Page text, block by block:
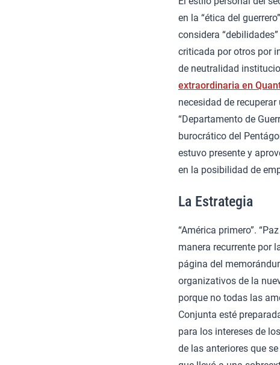
en la “ética del
considera
criticada por otros por
de neutralidad
extraordinaria en
necesidad de
“Departamento de
burocrático del
estuvo presente y
en la posibilidad de
La Estrategia
“América primero”.
manera recurrente por
página del
organizativos de la
porque no todas las
Conjunta esté
para los intereses de
de las anteriores que